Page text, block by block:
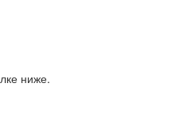
ниже.